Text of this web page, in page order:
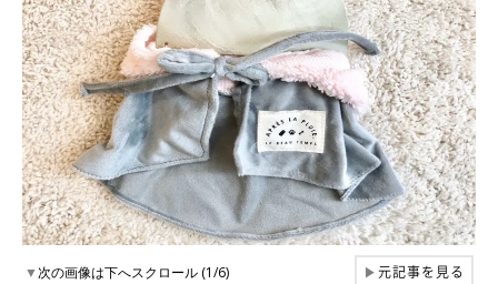
▼次の画像は下へスクロール (1/6) ▶元記事を見る